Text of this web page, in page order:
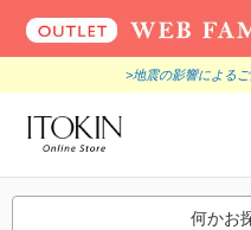
>地震の影響による
何かお